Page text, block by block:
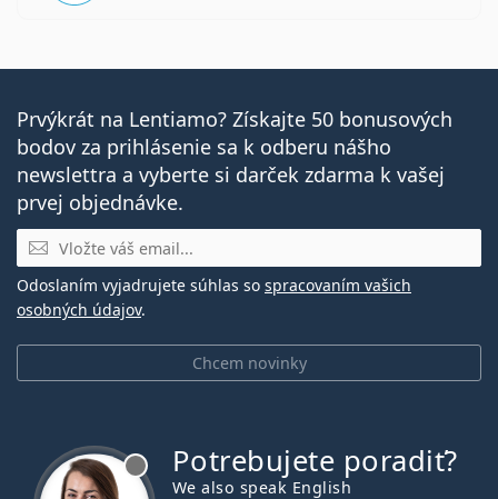
Prvýkrát na Lentiamo? Získajte 50 bonusových
bodov za prihlásenie sa k odberu nášho
newslettra a vyberte si darček zdarma k vašej
prvej objednávke.
E-mail
Chcem novinky
Odoslaním vyjadrujete súhlas so spracovaním vašich
osobných údajov.
Potrebujete poradiť?
We also speak English